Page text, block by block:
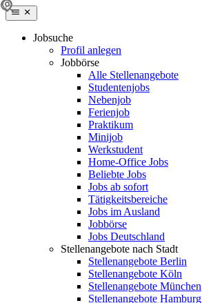
Jobsuche
Profil anlegen
Jobbörse
Alle Stellenangebote
Studentenjobs
Nebenjob
Ferienjob
Praktikum
Minijob
Werkstudent
Home-Office Jobs
Beliebte Jobs
Jobs ab sofort
Tätigkeitsbereiche
Jobs im Ausland
Jobbörse
Jobs Deutschland
Stellenangebote nach Stadt
Stellenangebote Berlin
Stellenangebote Köln
Stellenangebote München
Stellenangebote Hamburg